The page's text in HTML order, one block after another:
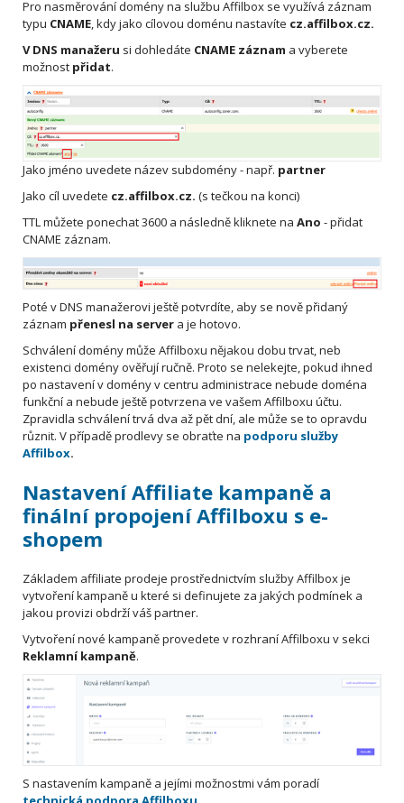
Pro nasměrování domény na službu Affilbox se využívá záznam
typu CNAME, kdy jako cílovou doménu nastavíte cz.affilbox.cz.
V DNS manažeru si dohledáte CNAME záznam a vyberete
možnost přidat.
Jako jméno uvedete název subdomény - např. partner
Jako cíl uvedete cz.affilbox.cz. (s tečkou na konci)
TTL můžete ponechat 3600 a následně kliknete na Ano - přidat
CNAME záznam.
Poté v DNS manažerovi ještě potvrdíte, aby se nově přidaný
záznam přenesl na server a je hotovo.
Schválení domény může Affilboxu nějakou dobu trvat, neb
existenci domény ověřují ručně. Proto se nelekejte, pokud ihned
po nastavení v domény v centru administrace nebude doména
funkční a nebude ještě potvrzena ve vašem Affilboxu účtu.
Zpravidla schválení trvá dva až pět dní, ale může se to opravdu
různit. V případě prodlevy se obraťte na podporu služby
Affilbox.
Nastavení Affiliate kampaně a
finální propojení Affilboxu s e-
shopem
Základem affiliate prodeje prostřednictvím služby Affilbox je
vytvoření kampaně u které si definujete za jakých podmínek a
jakou provizi obdrží váš partner.
Vytvoření nové kampaně provedete v rozhraní Affilboxu v sekci
Reklamní kampaně.
S nastavením kampaně a jejími možnostmi vám poradí